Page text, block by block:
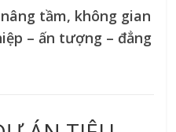
tầm, không gian
– ấn tượng – đẳng